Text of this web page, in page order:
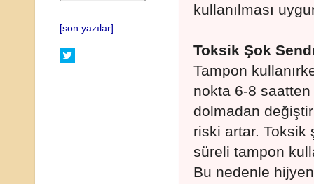
kullanılması
Toksik Şok
Tampon
nokta 6-8
dolmadan
riski artar. Toksik
süreli tampon
Bu nedenle
[son yazılar]